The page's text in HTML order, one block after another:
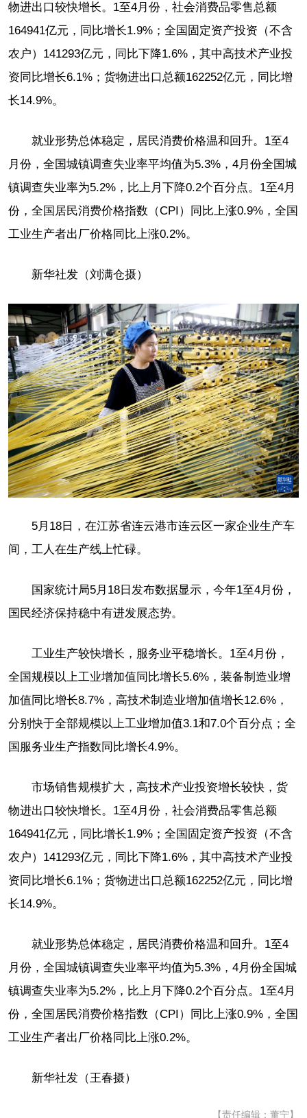
物进出口较快增长。1至4月份，社会消费品零售总额
164941亿元，同比增长1.9%；全国固定资产投资（不含
农户）141293亿元，同比下降1.6%，其中高技术产业投
资同比增长6.1%；货物进出口总额162252亿元，同比增
长14.9%。
就业形势总体稳定，居民消费价格温和回升。1至4
月份，全国城镇调查失业率平均值为5.3%，4月份全国城
镇调查失业率为5.2%，比上月下降0.2个百分点。1至4月
份，全国居民消费价格指数（CPI）同比上涨0.9%，全国
工业生产者出厂价格同比上涨0.2%。
新华社发（刘满仓摄）
5月18日，在江苏省连云港市连云区一家企业生产车
间，工人在生产线上忙碌。
国家统计局5月18日发布数据显示，今年1至4月份，
国民经济保持稳中有进发展态势。
工业生产较快增长，服务业平稳增长。1至4月份，
全国规模以上工业增加值同比增长5.6%，装备制造业增
加值同比增长8.7%，高技术制造业增加值增长12.6%，
分别快于全部规模以上工业增加值3.1和7.0个百分点；全
国服务业生产指数同比增长4.9%。
市场销售规模扩大，高技术产业投资增长较快，货
物进出口较快增长。1至4月份，社会消费品零售总额
164941亿元，同比增长1.9%；全国固定资产投资（不含
农户）141293亿元，同比下降1.6%，其中高技术产业投
资同比增长6.1%；货物进出口总额162252亿元，同比增
长14.9%。
就业形势总体稳定，居民消费价格温和回升。1至4
月份，全国城镇调查失业率平均值为5.3%，4月份全国城
镇调查失业率为5.2%，比上月下降0.2个百分点。1至4月
份，全国居民消费价格指数（CPI）同比上涨0.9%，全国
工业生产者出厂价格同比上涨0.2%。
新华社发（王春摄）
【责任编辑：董宁】